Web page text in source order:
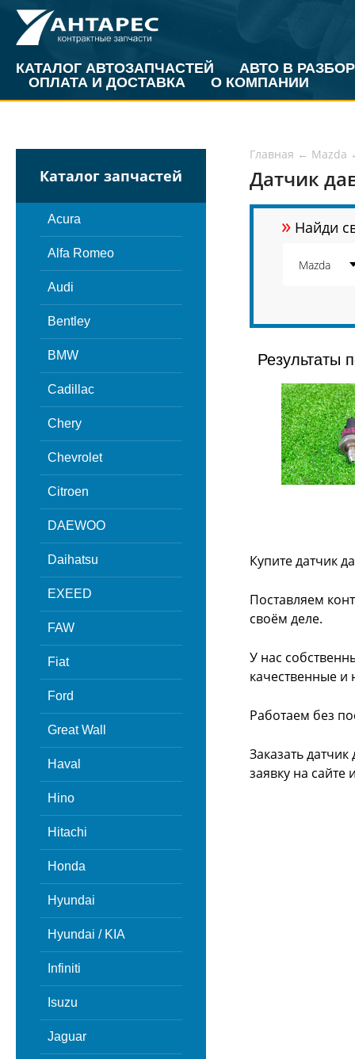
КАТАЛОГ АВТОЗАПЧАСТЕЙ
АВТО В РАЗБОР
ОПЛАТА И ДОСТАВКА
О КОМПАНИИ
Каталог запчастей
Acura
Alfa Romeo
Audi
Bentley
BMW
Cadillac
Chery
Chevrolet
Citroen
DAEWOO
Daihatsu
EXEED
FAW
Fiat
Ford
Great Wall
Haval
Hino
Hitachi
Honda
Hyundai
Hyundai / KIA
Infiniti
Isuzu
Jaguar
Главная ← Mazda
Датчик
» Найди
Результаты
Купите датчик
Поставляем
своём деле.
У нас
качественные и
Работаем без
Заказать
заявку на сайте